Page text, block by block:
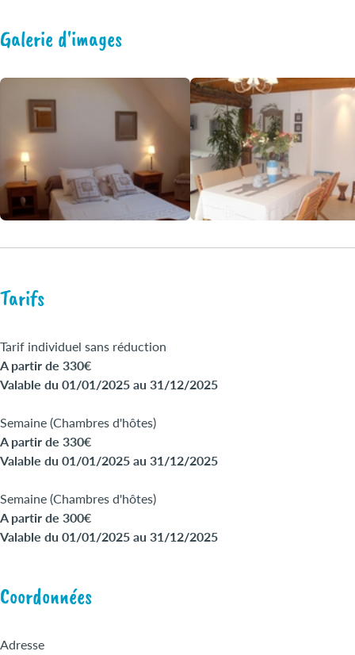
Galerie d'images
Tarifs
Tarif individuel sans réduction
A partir de 330€
Valable du 01/01/2025 au 31/12/2025
Semaine (Chambres d'hôtes)
A partir de 330€
Valable du 01/01/2025 au 31/12/2025
Semaine (Chambres d'hôtes)
A partir de 300€
Valable du 01/01/2025 au 31/12/2025
Coordonnées
Adresse